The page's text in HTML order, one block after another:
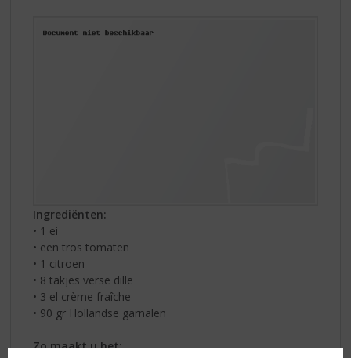
Ingrediënten:
• 1 ei
• een tros tomaten
• 1 citroen
• 8 takjes verse dille
• 3 el crème fraîche
• 90 gr Hollandse garnalen
Zo maakt u het: